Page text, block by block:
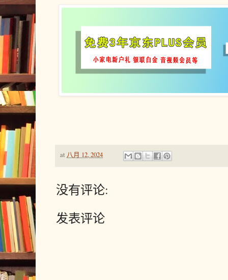
at 八月 12, 2024
没有评论:
发表评论